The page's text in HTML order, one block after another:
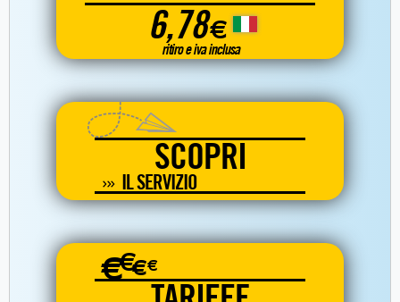
6,78€
ritiro e iva inclusa
SCOPRI
IL SERVIZIO
€€€€